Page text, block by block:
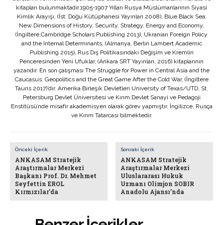
kitapları bulunmaktadır.1905-1907 Yılları Rusya Müslümanlarının Siyasi
Kimlik Arayışı, (İst. Doğu Kütüphanesi Yayınları 2008), Blue Black Sea:
New Dimensions of History, Security, Strategy, Energy and Economy,
(İngiltere,Cambridge Scholars Publishing 2013), Ukranian Foreign Policy
and the Internal Determinants, (Almanya, Berlin Lambert Academic
Publishing 2015), Rus Dış Politikasındaki Değişim ve Kremlin
Penceresinden Yeni Ufuklar, (Ankara SRT Yayınları, 2016) kitaplarının
yazarıdır. En son çalışması The Struggle for Power in Central Asia and the
Caucasus: Geopolitics and the Great Game After the Cold War, (İngiltere
Tauris 2017)’dır. Amerika Birleşik Devletleri University of Texas/UTD, St.
Petersburg Devlet Üniversitesi ve Kırım Devlet Sanayi ve Pedagoji
Enstitüsü’nde misafir akademisyen olarak görev yapmıştır. İngilizce, Rusça
ve Kırım Tatarcası bilmektedir.
Önceki İçerik
ANKASAM Stratejik
Araştırmalar Merkezi
Başkanı Prof. Dr. Mehmet
Seyfettin EROL
Kırmızılar’da
Sonraki İçerik
ANKASAM Stratejik
Araştırmalar Merkezi
Uluslararası Hukuk
Uzmanı Olimjon SOBIR
Anadolu Ajansı’nda